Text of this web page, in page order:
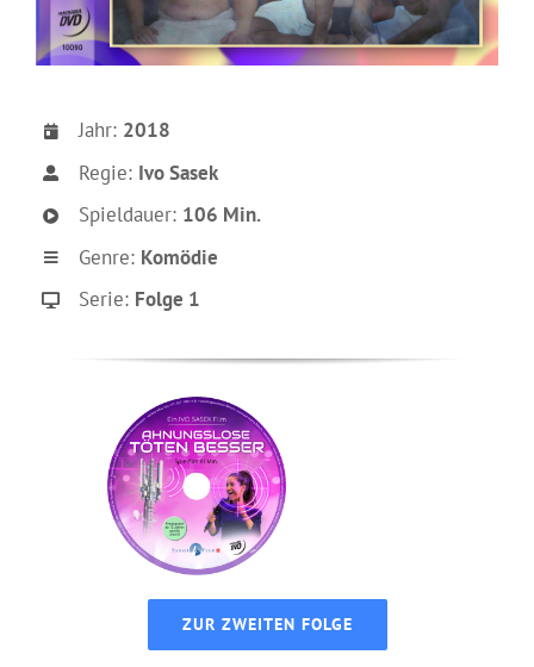
Jahr: 2018
Regie: Ivo Sasek
Spieldauer: 106 Min.
Genre: Komödie
Serie: Folge 1
ZUR ZWEITEN FOLGE